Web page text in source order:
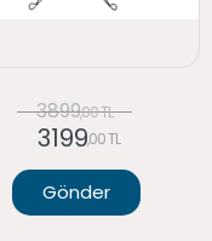
3899,00 TL
3199,00 TL
Gönder